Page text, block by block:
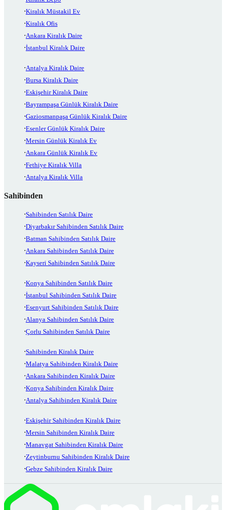
Kiralık Müstakil Ev
Kiralık Ofis
Ankara Kiralık Daire
İstanbul Kiralık Daire
Antalya Kiralık Daire
Bursa Kiralık Daire
Eskişehir Kiralık Daire
Bayrampaşa Günlük Kiralık Daire
Gaziosmanpaşa Günlük Kiralık Daire
Esenler Günlük Kiralık Daire
Mersin Günlük Kiralık Ev
Ankara Günlük Kiralık Ev
Fethiye Kiralık Villa
Antalya Kiralık Villa
Sahibinden
Sahibinden Satılık Daire
Diyarbakır Sahibinden Satılık Daire
Batman Sahibinden Satılık Daire
Ankara Sahibinden Satılık Daire
Kayseri Sahibinden Satılık Daire
Konya Sahibinden Satılık Daire
İstanbul Sahibinden Satılık Daire
Esenyurt Sahibinden Satılık Daire
Alanya Sahibinden Satılık Daire
Çorlu Sahibinden Satılık Daire
Sahibinden Kiralık Daire
Malatya Sahibinden Kiralık Daire
Ankara Sahibinden Kiralık Daire
Konya Sahibinden Kiralık Daire
Antalya Sahibinden Kiralık Daire
Eskişehir Sahibinden Kiralık Daire
Mersin Sahibinden Kiralık Daire
Manavgat Sahibinden Kiralık Daire
Zeytinburnu Sahibinden Kiralık Daire
Gebze Sahibinden Kiralık Daire